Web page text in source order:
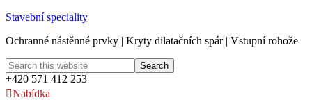
Stavební speciality
Ochranné nástěnné prvky | Kryty dilatačních spár | Vstupní rohože
+420 571 412 253
Nabídka